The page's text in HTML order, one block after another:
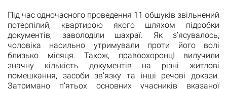
Під час одночасного проведення 11 обшуків звільнений
потерпілий, квартирою якого шляхом підробки
документів, заволоділи шахраї. Як з’ясувалось,
чоловіка насильно утримували проти його волі
близько місяця. Також, правоохоронцІ вилучили
значну кількість документів на різні житлові
помешкання, засоби зв’язку та інші речові докази.
Затримано п’ятьох основних учасників вказаної